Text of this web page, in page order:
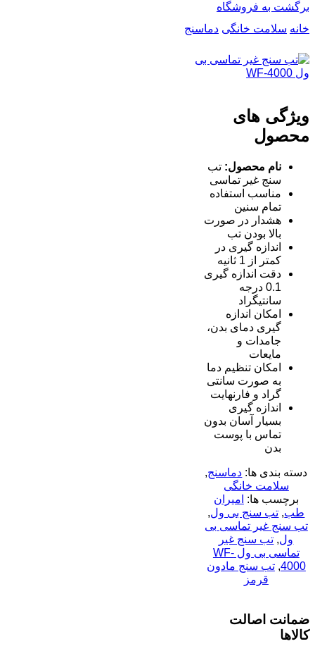
برگشت به فروشگاه
خانه سلامت خانگی دماسنج
ویژگی های
محصول
نام محصول: تب
سنج غیر تماسی
مناسب استفاده
تمام سنین
هشدار در صورت
بالا بودن تب
اندازه گیری در
کمتر از 1 ثانیه
دقت اندازه گیری
0.1 درجه
سانتیگراد
امکان اندازه
گیری دمای بدن،
جامدات و
مایعات
امکان تنظیم دما
به صورت سانتی
گراد و فارنهایت
اندازه گیری
بسیار آسان بدون
تماس با پوست
بدن
دسته بندی ها: دماسنج,
سلامت خانگی
برچسب ها: امیران
طب, تب سنج بی ول,
تب سنج غیر تماسی بی
ول, تب سنج غیر
تماسی بی ول WF-
4000
,تب سنج مادون
قرمز
ضمانت اصالت
کالاها